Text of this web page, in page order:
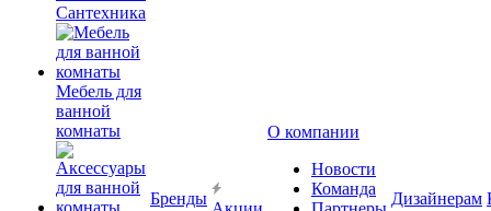
Сантехника
Мебель для
ванной
комнаты
Бренды
О компании
Новости
Команда
Дизайнерам